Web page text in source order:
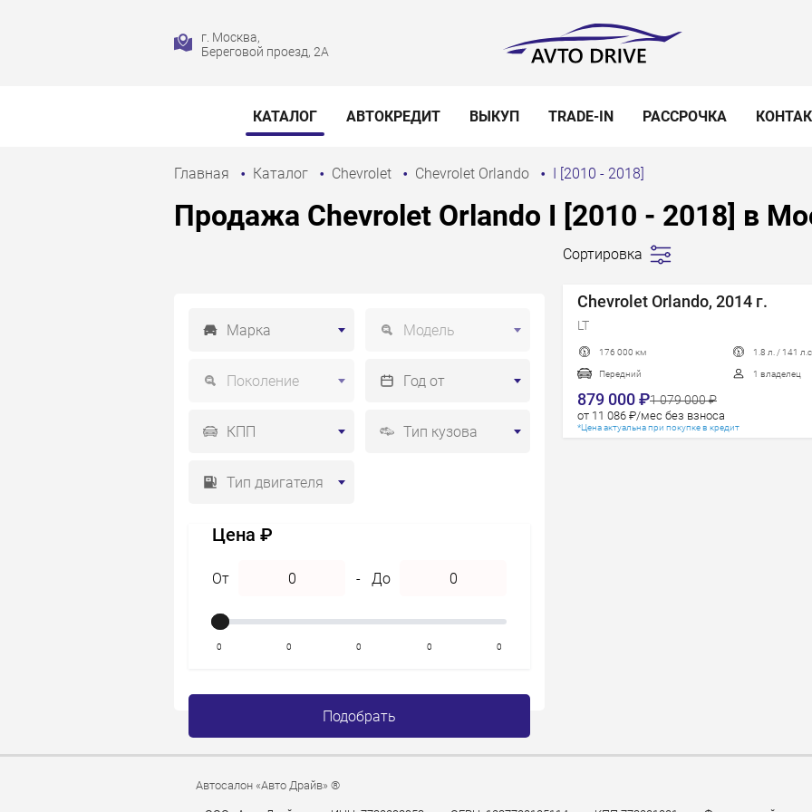
г. Москва,
Береговой проезд, 2А
КАТАЛОГ АВТОКРЕДИТ ВЫКУП TRADE-IN РАССРОЧКА
Главная Каталог Chevrolet Chevrolet Orlando I [2010 - 2018]
Продажа Chevrolet Orlando I [2010 - 2018] в
Сортировка
дешевле
Сначала
дороже
Пробег
Год новее
Год старше
Chevrolet Orlando, 2014 г.
LT
176 000 км 1.8 л. / 141 л.с.
Передний 1 владелец
879 000 ₽1 079 000 ₽
от 11 086 ₽/мес без взноса
*Цена актуальна при покупке в кредит
Марка Модель
Поколение Год от
КПП Тип кузова
Тип двигателя
Цена ₽
От - До
0 0 0 0 0
Подобрать
Автосалон «Авто Драйв» ®